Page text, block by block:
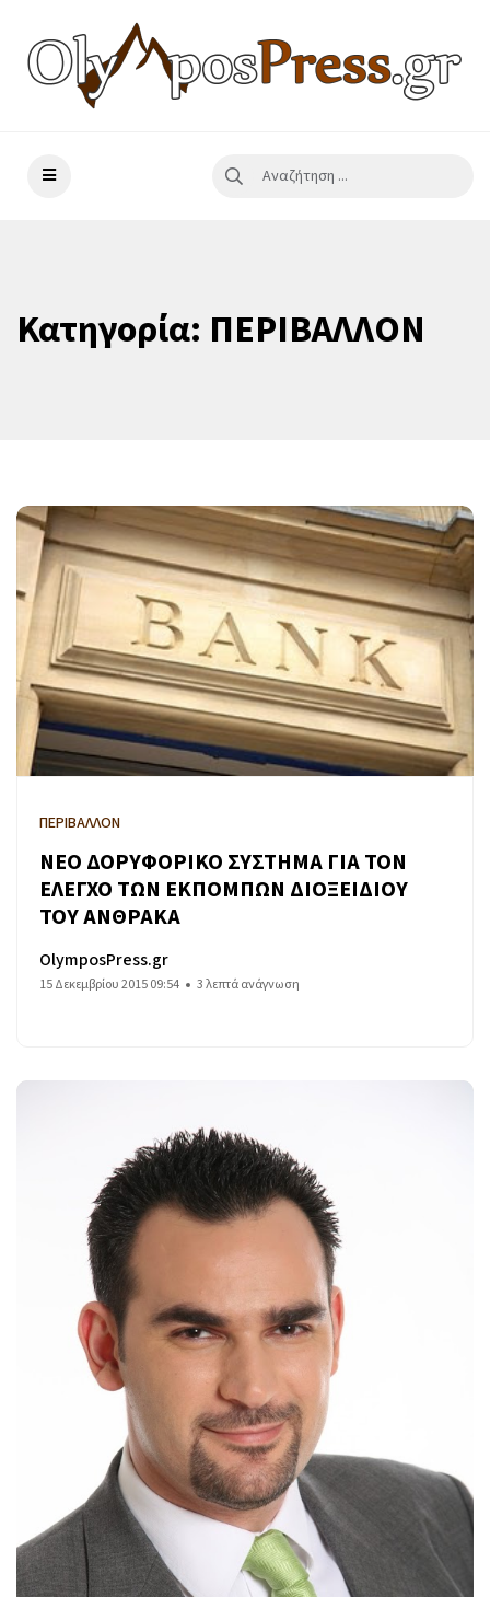
Κατηγορία: ΠΕΡΙΒΑΛΛΟΝ
ΠΕΡΙΒΑΛΛΟΝ
ΝΕΟ ΔΟΡΥΦΟΡΙΚΟ ΣΥΣΤΗΜΑ ΓΙΑ ΤΟΝ
ΕΛΕΓΧΟ ΤΩΝ ΕΚΠΟΜΠΩΝ ΔΙΟΞΕΙΔΙΟΥ
ΤΟΥ ΑΝΘΡΑΚΑ
OlymposPress.gr
15 Δεκεμβρίου 2015 09:54 3 λεπτά ανάγνωση